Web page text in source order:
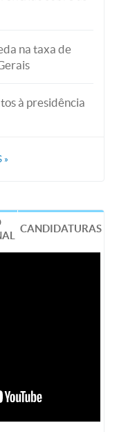
na taxa de
à presidência
»
CANDIDATURAS